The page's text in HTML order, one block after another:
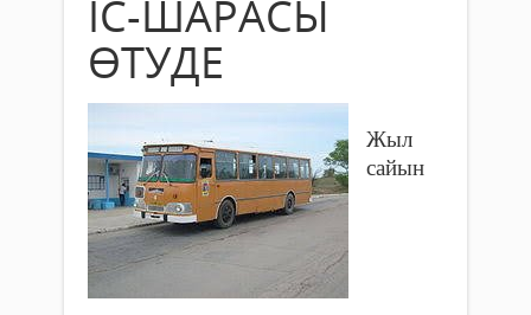
ІС-ШАРАСЫ
ӨТУДЕ
Жыл
сайын